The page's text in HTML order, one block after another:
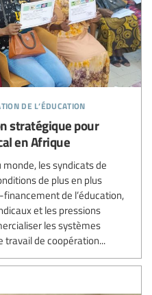
de l’éducation
stratégique pour
en Afrique
les syndicats de
de plus en plus
de l’éducation,
et les pressions
les systèmes
travail de coopération...